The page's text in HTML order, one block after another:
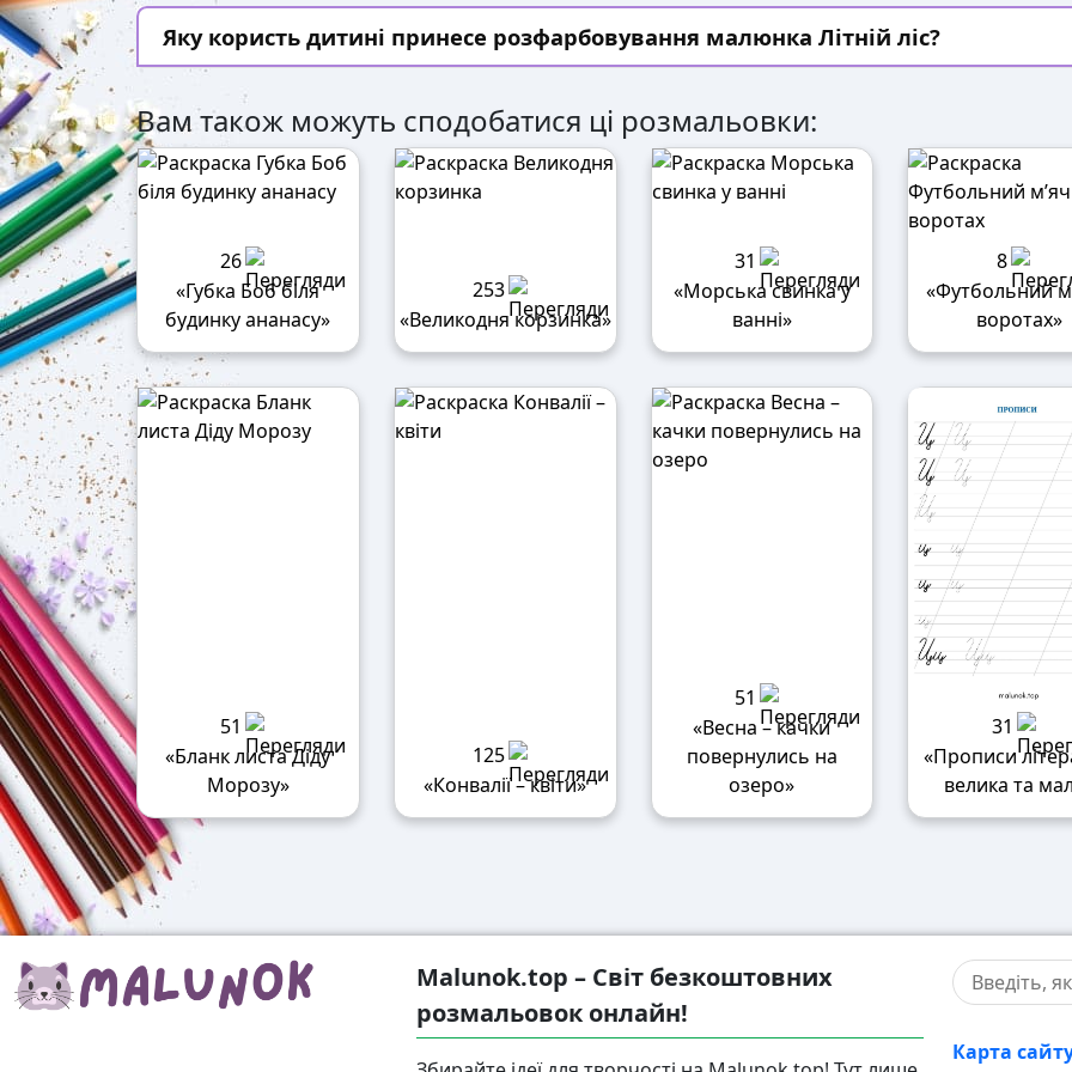
Яку користь дитині принесе розфарбовування малюнка Літній ліс?
Вам також можуть сподобатися ці розмальовки:
26
«Губка Боб біля
будинку ананасу»
253
«Великодня корзинка»
31
«Морська свинка у
ванні»
8
«Футбольний
воротах»
51
«Бланк листа Діду
Морозу»
125
«Конвалії – квіти»
51
«Весна – качки
повернулись на
озеро»
31
«Прописи
велика та
Malunok.top – Світ безкоштовних
розмальовок онлайн!
Карта